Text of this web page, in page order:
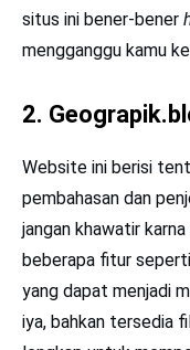
situs ini bener-bener
mengganggu kamu
2.
Website ini berisi
pembahasan dan
jangan khawatir
beberapa fitur
yang dapat menjadi
iya, bahkan tersedia